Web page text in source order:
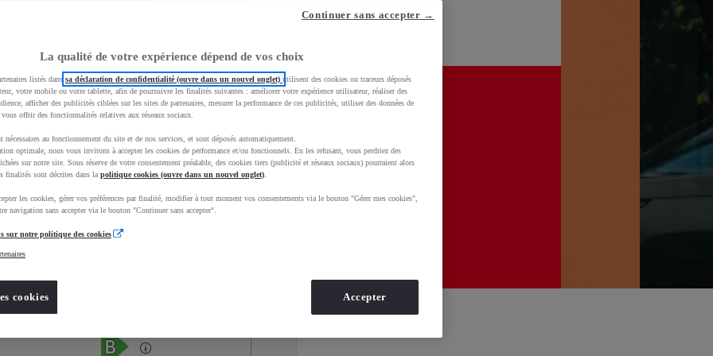
Services Concession
Occasions
La qualité de votre expérience dépend de vos choix
listés dans sa déclaration de confidentialité (ouvre dans un nouvel onglet) utilisent des cookies ou traceurs déposés
votre mobile ou votre tablette, afin de poursuivre les finalités suivantes : améliorer votre expérience utilisateur, réaliser des
afficher des publicités ciblées sur les sites de partenaires, mesurer la performance de ces publicités, utiliser des données de
offrir des fonctionnalités relatives aux réseaux sociaux.
nécessaires au fonctionnement du site et de nos services, et sont déposés automatiquement.
optimale, nous vous invitons à accepter les cookies de performance et/ou fonctionnels. En les refusant, vous perdriez des
sur notre site. Sous réserve de votre consentement préalable, des cookies tiers (publicité et réseaux sociaux) pourraient alors
finalités sont décrites dans la politique cookies (ouvre dans un nouvel onglet)
les cookies, gérer vos préférences par finalité, modifier à tout moment vos consentements via le bouton "Gérer mes cookies",
navigation sans accepter via le bouton "Continuer sans accepter".
sur notre politique des cookies
cookies
Continuer sans accepter →
Accepter